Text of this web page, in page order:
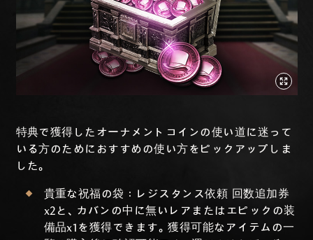
特典で獲得したオーナメントコインの使い道に迷って
いる方のためにおすすめの使い方をピックアップしま
した。
貴重な祝福の袋：レジスタンス依頼 回数追加券
x2と、カバンの中に無いレアまたはエピックの装
備品x1を獲得できます。獲得可能なアイテムの一